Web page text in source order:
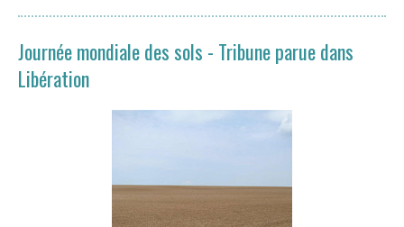
Journée mondiale des sols - Tribune parue dans
Libération